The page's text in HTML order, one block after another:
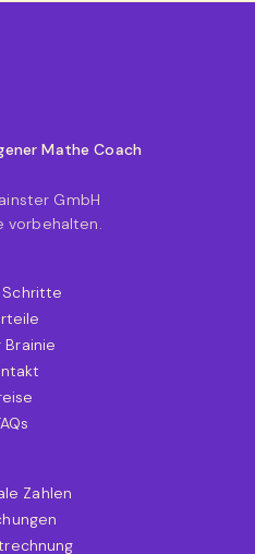
Mathe Coach
GmbH
vorbehalten.
Brainie
Zahlen